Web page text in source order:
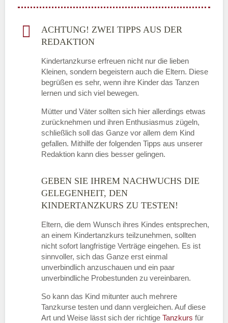
ACHTUNG! ZWEI TIPPS AUS DER
REDAKTION
Kindertanzkurse erfreuen nicht nur die lieben
Kleinen, sondern begeistern auch die Eltern. Diese
begrüßen es sehr, wenn ihre Kinder das Tanzen
lernen und sich viel bewegen.
Mütter und Väter sollten sich hier allerdings etwas
zurücknehmen und ihren Enthusiasmus zügeln,
schließlich soll das Ganze vor allem dem Kind
gefallen. Mithilfe der folgenden Tipps aus unserer
Redaktion kann dies besser gelingen.
GEBEN SIE IHREM NACHWUCHS DIE
GELEGENHEIT, DEN
KINDERTANZKURS ZU TESTEN!
Eltern, die dem Wunsch ihres Kindes entsprechen,
an einem Kindertanzkurs teilzunehmen, sollten
nicht sofort langfristige Verträge eingehen. Es ist
sinnvoller, sich das Ganze erst einmal
unverbindlich anzuschauen und ein paar
unverbindliche Probestunden zu vereinbaren.
So kann das Kind mitunter auch mehrere
Tanzkurse testen und dann vergleichen. Auf diese
Art und Weise lässt sich der richtige Tanzkurs für